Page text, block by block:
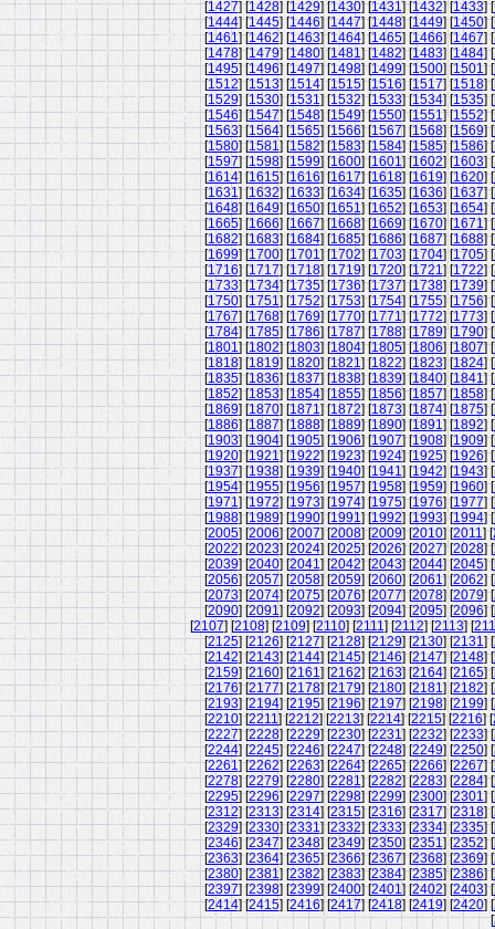
[1427] [1428] [1429] [1430] [1431] [1432] [1433] [
[1444] [1445] [1446] [1447] [1448] [1449] [1450] [
[1461] [1462] [1463] [1464] [1465] [1466] [1467] [
[1478] [1479] [1480] [1481] [1482] [1483] [1484] [
[1495] [1496] [1497] [1498] [1499] [1500] [1501] [
[1512] [1513] [1514] [1515] [1516] [1517] [1518] [
[1529] [1530] [1531] [1532] [1533] [1534] [1535] [
[1546] [1547] [1548] [1549] [1550] [1551] [1552] [
[1563] [1564] [1565] [1566] [1567] [1568] [1569] [
[1580] [1581] [1582] [1583] [1584] [1585] [1586] [
[1597] [1598] [1599] [1600] [1601] [1602] [1603] [
[1614] [1615] [1616] [1617] [1618] [1619] [1620] [
[1631] [1632] [1633] [1634] [1635] [1636] [1637] [
[1648] [1649] [1650] [1651] [1652] [1653] [1654] [
[1665] [1666] [1667] [1668] [1669] [1670] [1671] [
[1682] [1683] [1684] [1685] [1686] [1687] [1688] [
[1699] [1700] [1701] [1702] [1703] [1704] [1705] [
[1716] [1717] [1718] [1719] [1720] [1721] [1722] [
[1733] [1734] [1735] [1736] [1737] [1738] [1739] [
[1750] [1751] [1752] [1753] [1754] [1755] [1756] [
[1767] [1768] [1769] [1770] [1771] [1772] [1773] [
[1784] [1785] [1786] [1787] [1788] [1789] [1790] [
[1801] [1802] [1803] [1804] [1805] [1806] [1807] [
[1818] [1819] [1820] [1821] [1822] [1823] [1824] [
[1835] [1836] [1837] [1838] [1839] [1840] [1841] [
[1852] [1853] [1854] [1855] [1856] [1857] [1858] [
[1869] [1870] [1871] [1872] [1873] [1874] [1875] [
[1886] [1887] [1888] [1889] [1890] [1891] [1892] [
[1903] [1904] [1905] [1906] [1907] [1908] [1909] [
[1920] [1921] [1922] [1923] [1924] [1925] [1926] [
[1937] [1938] [1939] [1940] [1941] [1942] [1943] [
[1954] [1955] [1956] [1957] [1958] [1959] [1960] [
[1971] [1972] [1973] [1974] [1975] [1976] [1977] [
[1988] [1989] [1990] [1991] [1992] [1993] [1994] [
[2005] [2006] [2007] [2008] [2009] [2010] [2011] [
[2022] [2023] [2024] [2025] [2026] [2027] [2028] [
[2039] [2040] [2041] [2042] [2043] [2044] [2045] [
[2056] [2057] [2058] [2059] [2060] [2061] [2062] [
[2073] [2074] [2075] [2076] [2077] [2078] [2079] [
[2090] [2091] [2092] [2093] [2094] [2095] [2096] [
[2107] [2108] [2109] [2110] [2111] [2112] [2113] [
[2125] [2126] [2127] [2128] [2129] [2130] [2131] [
[2142] [2143] [2144] [2145] [2146] [2147] [2148] [
[2159] [2160] [2161] [2162] [2163] [2164] [2165] [
[2176] [2177] [2178] [2179] [2180] [2181] [2182] [
[2193] [2194] [2195] [2196] [2197] [2198] [2199] [
[2210] [2211] [2212] [2213] [2214] [2215] [2216] [
[2227] [2228] [2229] [2230] [2231] [2232] [2233] [
[2244] [2245] [2246] [2247] [2248] [2249] [2250] [
[2261] [2262] [2263] [2264] [2265] [2266] [2267] [
[2278] [2279] [2280] [2281] [2282] [2283] [2284] [
[2295] [2296] [2297] [2298] [2299] [2300] [2301] [
[2312] [2313] [2314] [2315] [2316] [2317] [2318] [
[2329] [2330] [2331] [2332] [2333] [2334] [2335] [
[2346] [2347] [2348] [2349] [2350] [2351] [2352] [
[2363] [2364] [2365] [2366] [2367] [2368] [2369] [
[2380] [2381] [2382] [2383] [2384] [2385] [2386] [
[2397] [2398] [2399] [2400] [2401] [2402] [2403] [
[2414] [2415] [2416] [2417] [2418] [2419] [2420] [
[